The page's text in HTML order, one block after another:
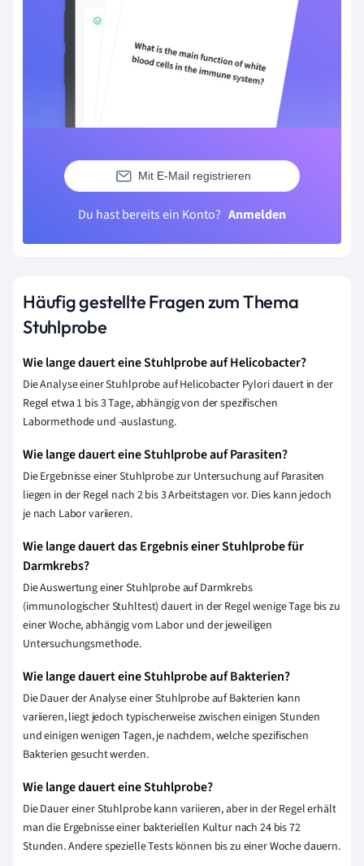
Mit E-Mail registrieren
Du hast bereits ein Konto? Anmelden
Häufig gestellte Fragen zum Thema
Stuhlprobe
Wie lange dauert eine Stuhlprobe auf Helicobacter?
Die Analyse einer Stuhlprobe auf Helicobacter Pylori dauert in der
Regel etwa 1 bis 3 Tage, abhängig von der spezifischen
Labormethode und -auslastung.
Wie lange dauert eine Stuhlprobe auf Parasiten?
Die Ergebnisse einer Stuhlprobe zur Untersuchung auf Parasiten
liegen in der Regel nach 2 bis 3 Arbeitstagen vor. Dies kann jedoch
je nach Labor variieren.
Wie lange dauert das Ergebnis einer Stuhlprobe für
Darmkrebs?
Die Auswertung einer Stuhlprobe auf Darmkrebs
(immunologischer Stuhltest) dauert in der Regel wenige Tage bis zu
einer Woche, abhängig vom Labor und der jeweiligen
Untersuchungsmethode.
Wie lange dauert eine Stuhlprobe auf Bakterien?
Die Dauer der Analyse einer Stuhlprobe auf Bakterien kann
variieren, liegt jedoch typischerweise zwischen einigen Stunden
und einigen wenigen Tagen, je nachdem, welche spezifischen
Bakterien gesucht werden.
Wie lange dauert eine Stuhlprobe?
Die Dauer einer Stuhlprobe kann variieren, aber in der Regel erhält
man die Ergebnisse einer bakteriellen Kultur nach 24 bis 72
Stunden. Andere spezielle Tests können bis zu einer Woche dauern.